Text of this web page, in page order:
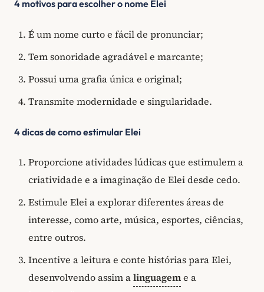
4 motivos para escolher o nome Elei
É um nome curto e fácil de pronunciar;
Tem sonoridade agradável e marcante;
Possui uma grafia única e original;
Transmite modernidade e singularidade.
4 dicas de como estimular Elei
Proporcione atividades lúdicas que estimulem a
criatividade e a imaginação de Elei desde cedo.
Estimule Elei a explorar diferentes áreas de
interesse, como arte, música, esportes, ciências,
entre outros.
Incentive a leitura e conte histórias para Elei,
desenvolvendo assim alinguageme a